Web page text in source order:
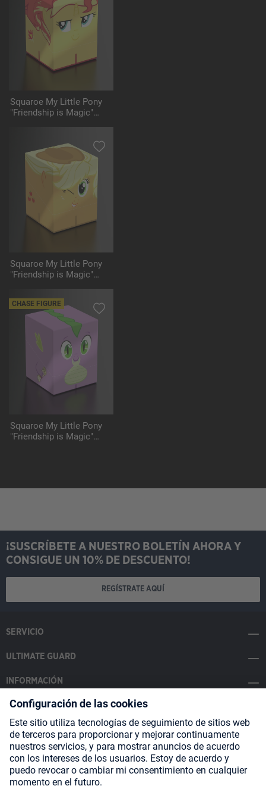
Squaroe My Little Pony
"Friendship is Magic"
Squaroe My Little Pony
"Friendship is Magic"
CHASE FIGURE
Squaroe My Little Pony
"Friendship is Magic"
¡SUSCRÍBETE A NUESTRO BOLETÍN AHORA Y
CONSIGUE UN 10% DE DESCUENTO!
REGÍSTRATE AQUÍ
SERVICIO
ULTIMATE GUARD
INFORMACIÓN
SOCIAL MEDIA
Payment Methods